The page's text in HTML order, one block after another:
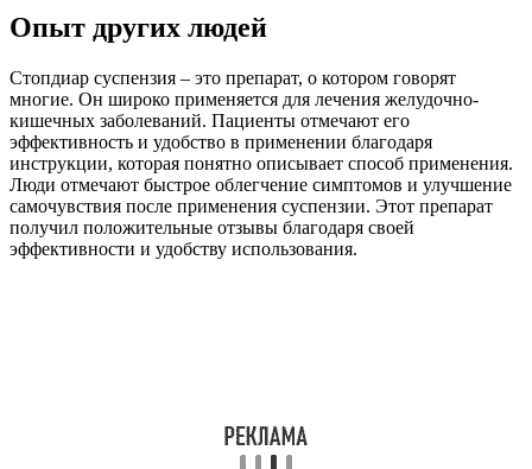
Опыт других людей
Стопдиар суспензия – это препарат, о котором говорят
многие. Он широко применяется для лечения желудочно-
кишечных заболеваний. Пациенты отмечают его
эффективность и удобство в применении благодаря
инструкции, которая понятно описывает способ применения.
Люди отмечают быстрое облегчение симптомов и улучшение
самочувствия после применения суспензии. Этот препарат
получил положительные отзывы благодаря своей
эффективности и удобству использования.